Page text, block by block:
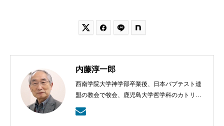
 
内藤淳一郎
西南学院大学神学部卒業後、日本バプテスト連
盟の教会で牧会、鹿児島大学哲学科のカトリッ
クの神学の学びから、鹿児島ラ・サール高校で
も教える。日本バプテスト連盟宣教室主事、日